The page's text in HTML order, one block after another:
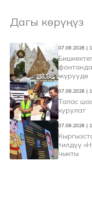
Дагы көрүңүз
07.08.2026 |
жүрүүдө
07.08.2026 |
Талас
курулат
07.08.2026 |
тилдүү
чыкты